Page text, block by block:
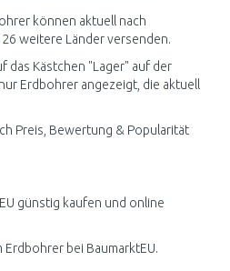
können aktuell nach
weitere Länder versenden.
das Kästchen "Lager" auf der
Erdbohrer angezeigt, die aktuell
Preis, Bewertung & Popularität
günstig kaufen und online
bei BaumarktEU.